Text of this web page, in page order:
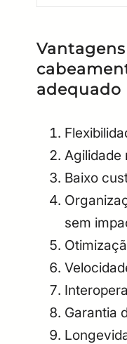
adequado
Agilidade
Baixo
sem
Garantia